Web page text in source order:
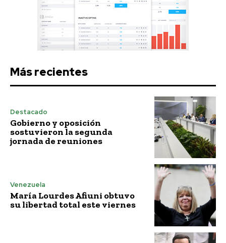
Más recientes
Destacado
Gobierno y oposición
sostuvieron la segunda
jornada de reuniones
Venezuela
María Lourdes Afiuni obtuvo
su libertad total este viernes